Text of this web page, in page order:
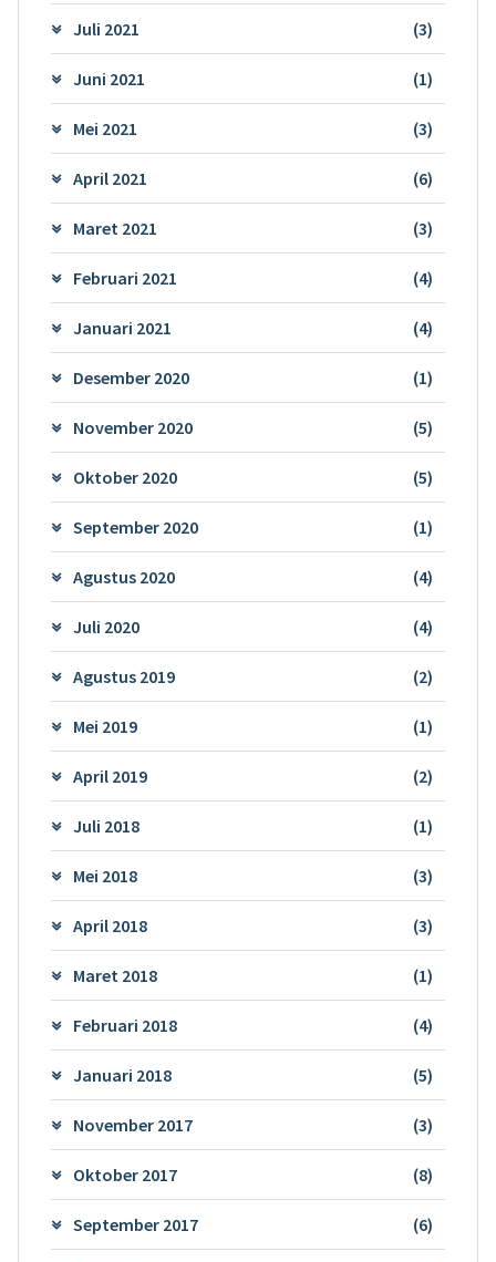
Juli 2021 (3)
Juni 2021 (1)
Mei 2021 (3)
April 2021 (6)
Maret 2021 (3)
Februari 2021 (4)
Januari 2021 (4)
Desember 2020 (1)
November 2020 (5)
Oktober 2020 (5)
September 2020 (1)
Agustus 2020 (4)
Juli 2020 (4)
Agustus 2019 (2)
Mei 2019 (1)
April 2019 (2)
Juli 2018 (1)
Mei 2018 (3)
April 2018 (3)
Maret 2018 (1)
Februari 2018 (4)
Januari 2018 (5)
November 2017 (3)
Oktober 2017 (8)
September 2017 (6)